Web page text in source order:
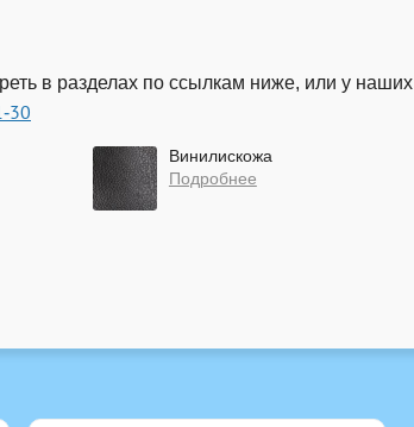
в разделах по ссылкам ниже, или у наших
30
Винилискожа
Подробнее